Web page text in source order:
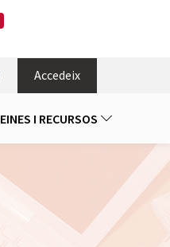
Accedeix
EINES I RECURSOS